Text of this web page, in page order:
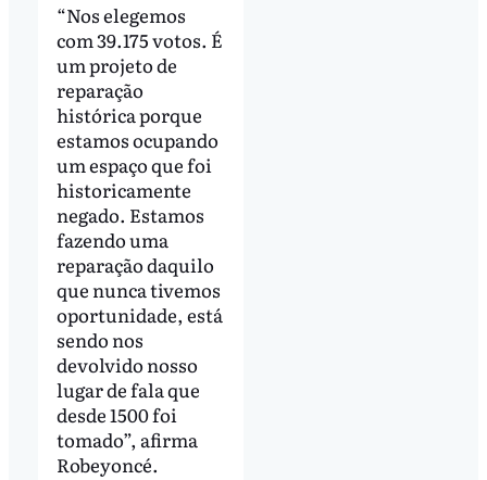
“Nos elegemos
com 39.175 votos. É
um projeto de
reparação
histórica porque
estamos ocupando
um espaço que foi
historicamente
negado. Estamos
fazendo uma
reparação daquilo
que nunca tivemos
oportunidade, está
sendo nos
devolvido nosso
lugar de fala que
desde 1500 foi
tomado”, afirma
Robeyoncé.